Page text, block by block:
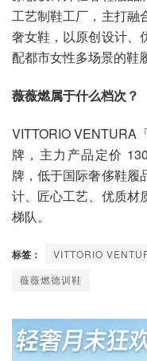
工艺制鞋工厂，主打融
奢女鞋，以原创设计、
配都市女性多场景的鞋
薇薇燃属于什么档次？
VITTORIO VENTURA
牌，主力产品定价
牌，低于国际奢侈鞋履
计、匠心工艺、优质材
梯队。
标签： VITTORIO
薇薇燃德训鞋